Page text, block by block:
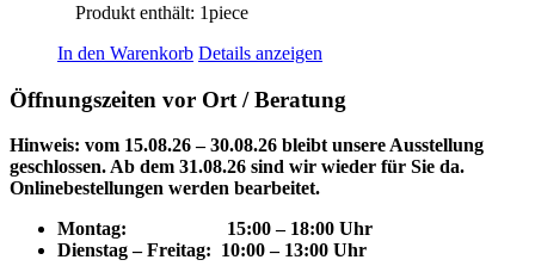
Produkt enthält: 1piece
In den Warenkorb Details anzeigen
Öffnungszeiten vor Ort / Beratung
Hinweis: vom 15.08.26 – 30.08.26 bleibt unsere Ausstellung
geschlossen. Ab dem 31.08.26 sind wir wieder für Sie da.
Onlinebestellungen werden bearbeitet.
Montag: 15:00 – 18:00 Uhr
Dienstag – Freitag: 10:00 – 13:00 Uhr